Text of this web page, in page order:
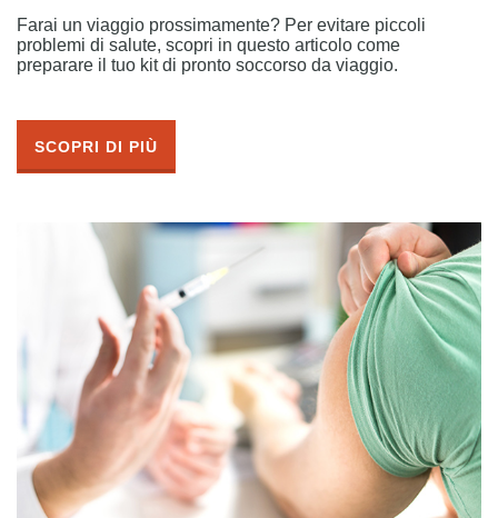
Farai un viaggio prossimamente? Per evitare piccoli
problemi di salute, scopri in questo articolo come
preparare il tuo kit di pronto soccorso da viaggio.
SCOPRI DI PIÙ